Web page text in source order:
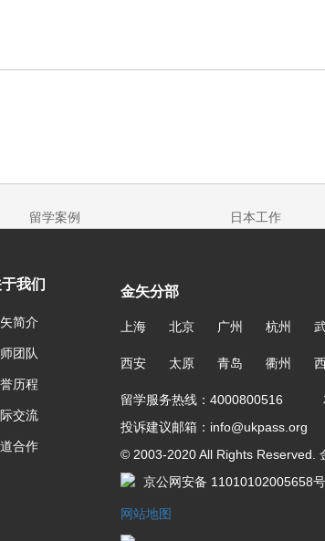
留学案例 日本工作
我们
简介
团队
历程
交流
合作
金矢分部
上海 北京 广州 杭州
西安 太原 青岛 衢州
留学服务热线：4000800516
投诉建议邮箱：info@ukpass.org
© 2003-2020 All Rights Reserved.
京公网安备 11010102005658号
网站地图